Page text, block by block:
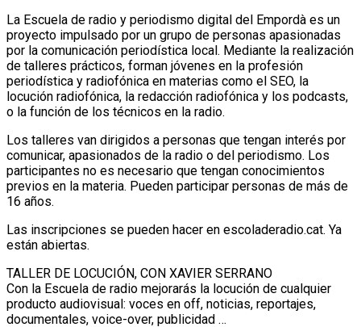
La Escuela de radio y periodismo digital del Empordà es un
proyecto impulsado por un grupo de personas apasionadas
por la comunicación periodística local. Mediante la realización
de talleres prácticos, forman jóvenes en la profesión
periodística y radiofónica en materias como el SEO, la
locución radiofónica, la redacción radiofónica y los podcasts,
o la función de los técnicos en la radio.
Los talleres van dirigidos a personas que tengan interés por
comunicar, apasionados de la radio o del periodismo. Los
participantes no es necesario que tengan conocimientos
previos en la materia. Pueden participar personas de más de
16 años.
Las inscripciones se pueden hacer en escoladeradio.cat. Ya
están abiertas.
TALLER DE LOCUCIÓN, CON XAVIER SERRANO
Con la Escuela de radio mejorarás la locución de cualquier
producto audiovisual: voces en off, noticias, reportajes,
documentales, voice-over, publicidad …